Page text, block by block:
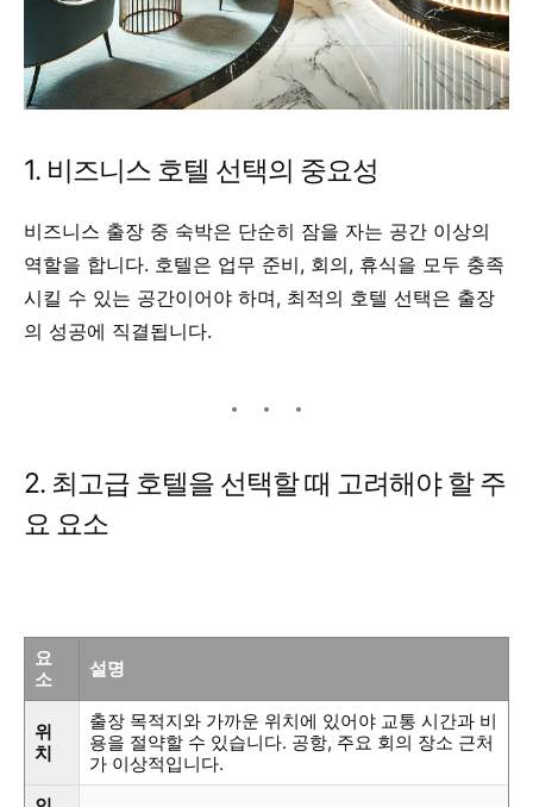
1. 비즈니스 호텔 선택의 중요성
비즈니스 출장 중 숙박은 단순히 잠을 자는 공간 이상의
역할을 합니다. 호텔은 업무 준비, 회의, 휴식을 모두 충족
시킬 수 있는 공간이어야 하며, 최적의 호텔 선택은 출장
의 성공에 직결됩니다.
2. 최고급 호텔을 선택할 때 고려해야 할 주
요 요소
요
소
설명
위
치
출장 목적지와 가까운 위치에 있어야 교통 시간과 비
용을 절약할 수 있습니다. 공항, 주요 회의 장소 근처
가 이상적입니다.